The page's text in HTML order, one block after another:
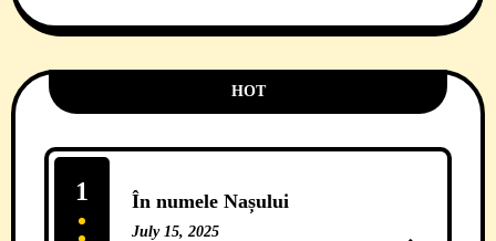
HOT
În numele Nașului
July 15, 2025
1